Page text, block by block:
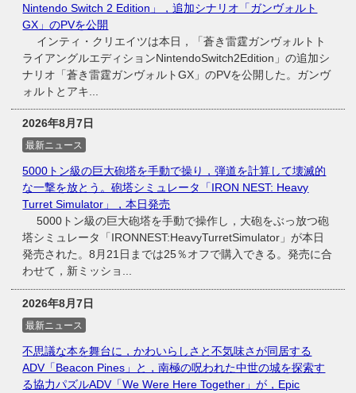
Nintendo Switch 2 Edition」，追加シナリオ「ガンヴォルト
GX」のPVを公開
インティ・クリエイツは本日，「蒼き雷霆ガンヴォルトト
ライアングルエディションNintendoSwitch2Edition」の追加シ
ナリオ「蒼き雷霆ガンヴォルトGX」のPVを公開した。ガンヴ
ォルトとアキ...
2026年8月7日
最新ニュース
5000トン級の巨大砲塔を手動で操り，弾道を計算して壊滅的
な一撃を放とう。砲塔シミュレータ「IRON NEST: Heavy
Turret Simulator」，本日発売
5000トン級の巨大砲塔を手動で操作し，大砲をぶっ放つ砲
塔シミュレータ「IRONNEST:HeavyTurretSimulator」が本日
発売された。8月21日までは25％オフで購入できる。発売に合
わせて，新ミッショ...
2026年8月7日
最新ニュース
不思議な本を舞台に，かわいらしさと不気味さが同居する
ADV「Beacon Pines」と，南極の呪われた中世の城を探索す
る協力パズルADV「We Were Here Together」が，Epic